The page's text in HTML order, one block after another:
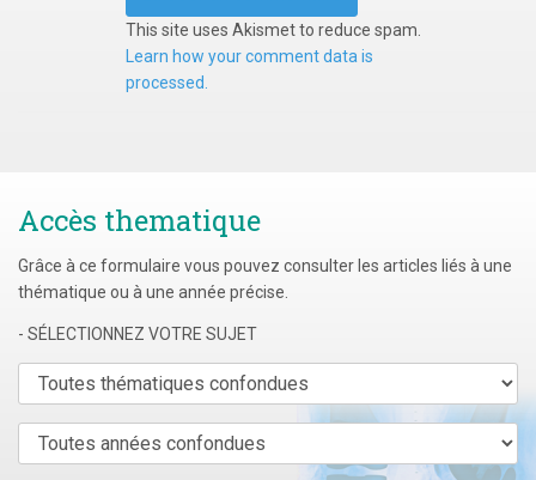
This site uses Akismet to reduce spam.
Learn how your comment data is
processed.
Accès thematique
Grâce à ce formulaire vous pouvez consulter les articles liés à une
thématique ou à une année précise.
- SÉLECTIONNEZ VOTRE SUJET